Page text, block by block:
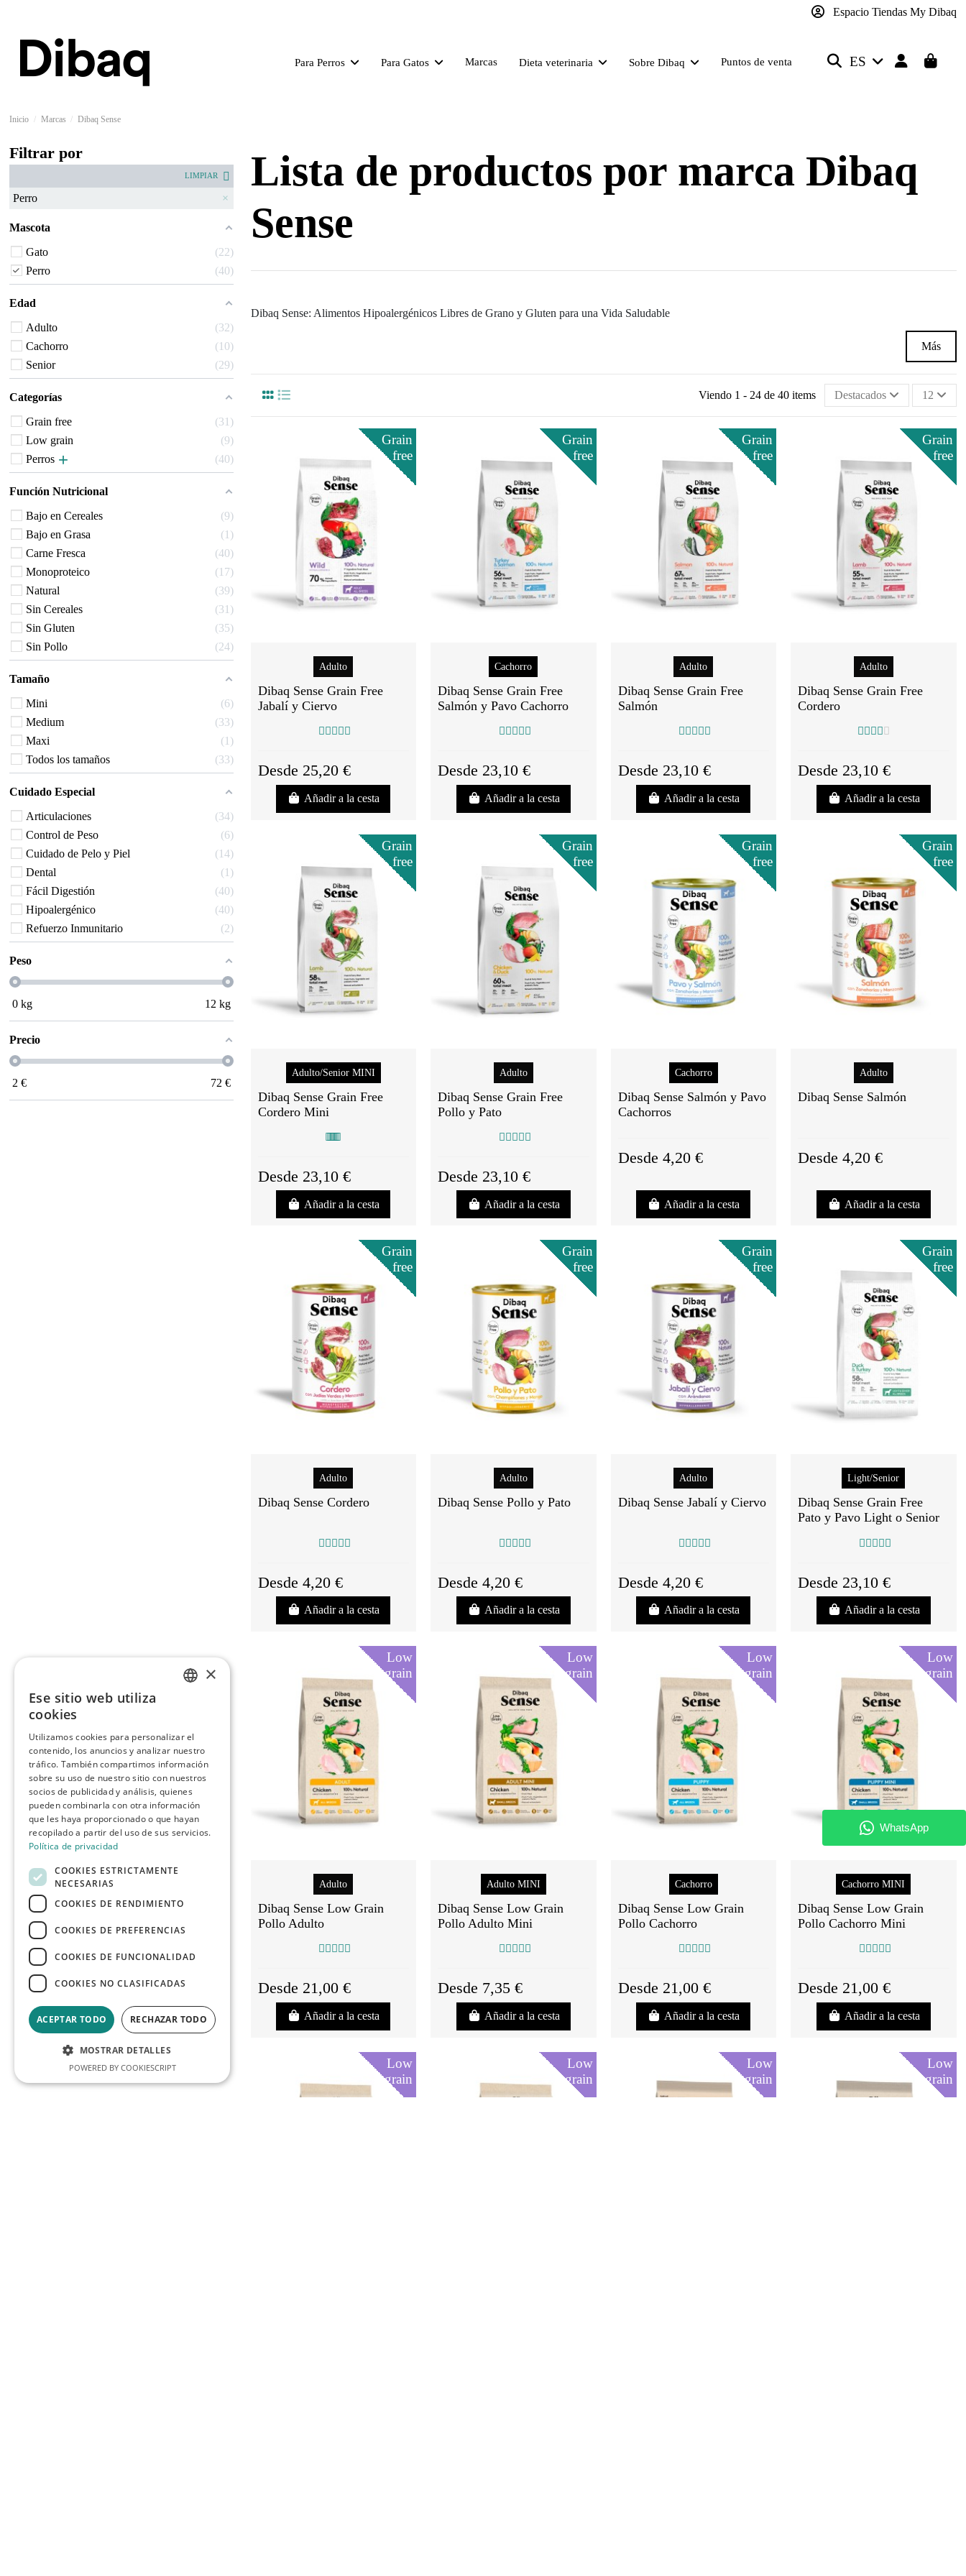
Espacio Tiendas My Dibaq
Para Perros Para Gatos Marcas Dieta veterinaria Sobre Dibaq Puntos de venta ES
Inicio Marcas Dibaq Sense
Lista de productos por marca Dibaq
Sense
Dibaq Sense: Alimentos Hipoalergénicos Libres de Grano y Gluten para una Vida Saludable
Más
Viendo 1 - 24 de 40 items Destacados 12
Grain
free
Adulto
Dibaq Sense Grain Free
Jabalí y Ciervo
Desde 25,20 €
Añadir a la cesta
Grain
free
Cachorro
Dibaq Sense Grain Free
Salmón y Pavo Cachorro
Desde 23,10 €
Añadir a la cesta
Grain
free
Adulto
Dibaq Sense Grain Free
Salmón
Desde 23,10 €
Añadir a la cesta
Grain
free
Adulto
Dibaq Sense Grain Free
Cordero
Desde 23,10 €
Añadir a la cesta
Grain
free
Adulto/Senior MINI
Dibaq Sense Grain Free
Cordero Mini
Desde 23,10 €
Añadir a la cesta
Grain
free
Adulto
Dibaq Sense Grain Free
Pollo y Pato
Desde 23,10 €
Añadir a la cesta
Grain
free
Cachorro
Dibaq Sense Salmón y Pavo
Cachorros
Desde 4,20 €
Añadir a la cesta
Grain
free
Adulto
Dibaq Sense Salmón
Desde 4,20 €
Añadir a la cesta
Grain
free
Adulto
Dibaq Sense Cordero
Desde 4,20 €
Añadir a la cesta
Grain
free
Adulto
Dibaq Sense Pollo y Pato
Desde 4,20 €
Añadir a la cesta
Grain
free
Adulto
Dibaq Sense Jabalí y Ciervo
Desde 4,20 €
Añadir a la cesta
Grain
free
Light/Senior
Dibaq Sense Grain Free
Pato y Pavo Light o Senior
Desde 23,10 €
Añadir a la cesta
Low
grain
Adulto
Dibaq Sense Low Grain
Pollo Adulto
Desde 21,00 €
Añadir a la cesta
Low
grain
Adulto MINI
Dibaq Sense Low Grain
Pollo Adulto Mini
Desde 7,35 €
Añadir a la cesta
Low
grain
Cachorro
Dibaq Sense Low Grain
Pollo Cachorro
Desde 21,00 €
Añadir a la cesta
Low
grain
Cachorro MINI
Dibaq Sense Low Grain
Pollo Cachorro Mini
Desde 21,00 €
Añadir a la cesta
Low
grain
Low
grain
Low
grain
Low
grain
Filtrar por
LIMPIAR
Perro
Mascota
Gato
22
Perro
40
Edad
Adulto
32
Cachorro
10
Senior
29
Categorías
Grain free
31
Low grain
9
Perros
40
Función Nutricional
Bajo en Cereales
9
Bajo en Grasa
1
Carne Fresca
40
Monoproteico
17
Natural
39
Sin Cereales
31
Sin Gluten
35
Sin Pollo
24
Tamaño
Mini
6
Medium
33
Maxi
1
Todos los tamaños
33
Cuidado Especial
Articulaciones
34
Control de Peso
6
Cuidado de Pelo y Piel
14
Dental
1
Fácil Digestión
40
Hipoalergénico
40
Refuerzo Inmunitario
2
Peso
0 kg 12 kg
Precio
2 € 72 €
PORTUGUESE
×
Ese sitio web utiliza
cookies
Utilizamos cookies para personalizar el
contenido, los anuncios y analizar nuestro
tráfico. También compartimos información
sobre su uso de nuestro sitio con nuestros
socios de publicidad y análisis, quienes
pueden combinarla con otra información
que les haya proporcionado o que hayan
recopilado a partir del uso de sus servicios.
Política de privacidad
COOKIES ESTRICTAMENTE
NECESARIAS
COOKIES DE RENDIMIENTO
COOKIES DE PREFERENCIAS
COOKIES DE FUNCIONALIDAD
COOKIES NO CLASIFICADAS
ACEPTAR TODO RECHAZAR TODO
MOSTRAR DETALLES
POWERED BY COOKIESCRIPT